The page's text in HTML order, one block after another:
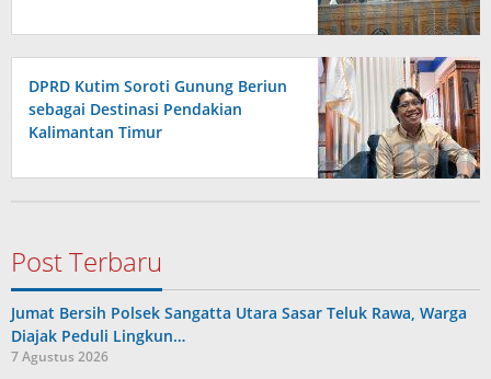
DPRD Kutim Soroti Gunung Beriun
sebagai Destinasi Pendakian
Kalimantan Timur
Post Terbaru
Jumat Bersih Polsek Sangatta Utara Sasar Teluk Rawa, Warga
Diajak Peduli Lingkun…
7 Agustus 2026